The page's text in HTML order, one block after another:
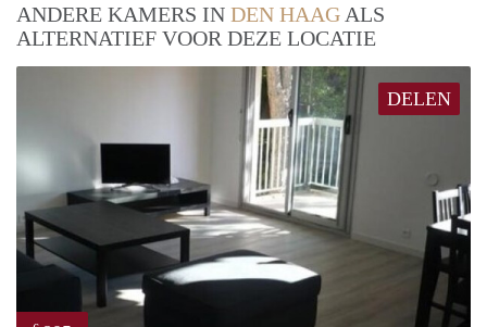
ANDERE KAMERS IN DEN HAAG ALS
ALTERNATIEF VOOR DEZE LOCATIE
DELEN